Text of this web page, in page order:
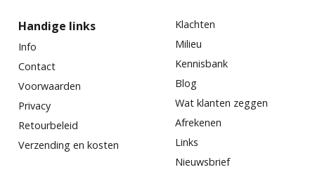
Handige links
Info
Contact
Voorwaarden
Privacy
Retourbeleid
Verzending en kosten
Klachten
Milieu
Kennisbank
Blog
Wat klanten zeggen
Afrekenen
Links
Nieuwsbrief